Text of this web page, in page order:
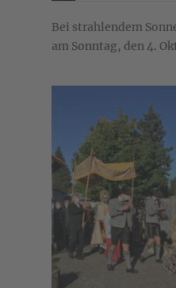
Bei strahlendem
am Sonntag, den 4.